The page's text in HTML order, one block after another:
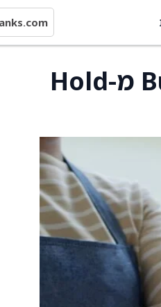
Roth Capital שדרגו את Yeti (YETI) ל-Buy מ-Hold